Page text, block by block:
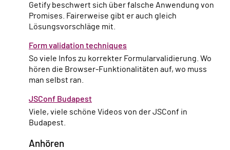
Getify beschwert sich über falsche Anwendung von
Promises. Fairerweise gibt er auch gleich
Lösungsvorschläge mit.
Form validation techniques
So viele Infos zu korrekter Formularvalidierung. Wo
hören die Browser-Funktionalitäten auf, wo muss
man selbst ran.
JSConf Budapest
Viele, viele schöne Videos von der JSConf in
Budapest.
Anhören